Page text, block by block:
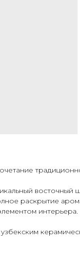
раскрытие
интерьера.